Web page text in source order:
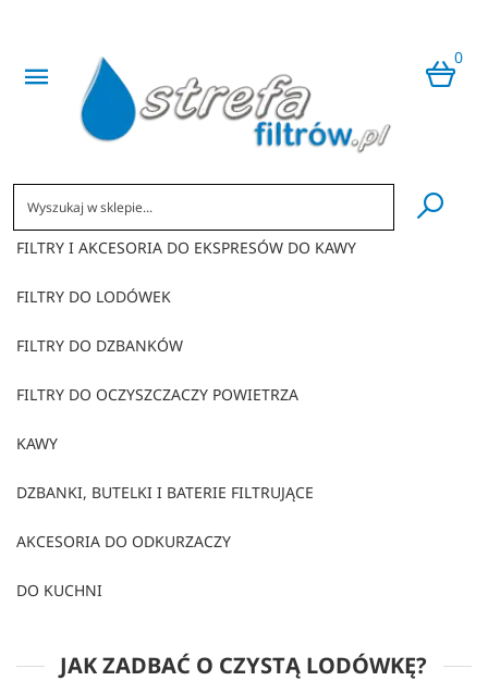
0
​
FILTRY I AKCESORIA DO EKSPRESÓW DO KAWY
FILTRY DO LODÓWEK
FILTRY DO DZBANKÓW
FILTRY DO OCZYSZCZACZY POWIETRZA
KAWY
DZBANKI, BUTELKI I BATERIE FILTRUJĄCE
AKCESORIA DO ODKURZACZY
DO KUCHNI
JAK ZADBAĆ O CZYSTĄ LODÓWKĘ?